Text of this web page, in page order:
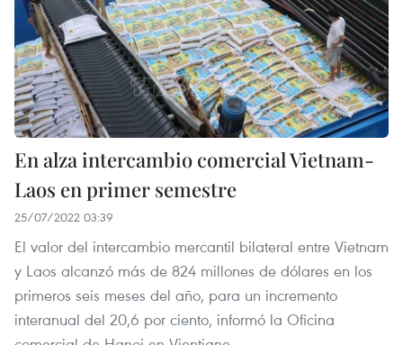
En alza intercambio comercial Vietnam-
Laos en primer semestre
25/07/2022 03:39
El valor del intercambio mercantil bilateral entre Vietnam
y Laos alcanzó más de 824 millones de dólares en los
primeros seis meses del año, para un incremento
interanual del 20,6 por ciento, informó la Oficina